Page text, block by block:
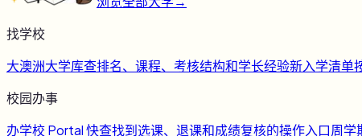
找学校
大澳洲大学库查排名、课程、考核结构和学长经验新入学清单
校园办事
办学校 Portal 快查找到选课、退课和成绩复核的操作入口周学